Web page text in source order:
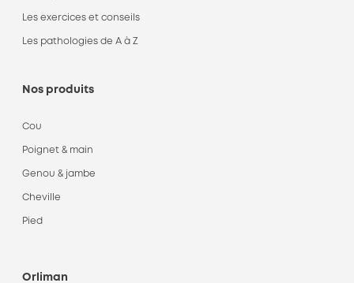
Les exercices et conseils
Les pathologies de A à Z
Nos produits
Cou
Poignet & main
Genou & jambe
Cheville
Pied
Orliman